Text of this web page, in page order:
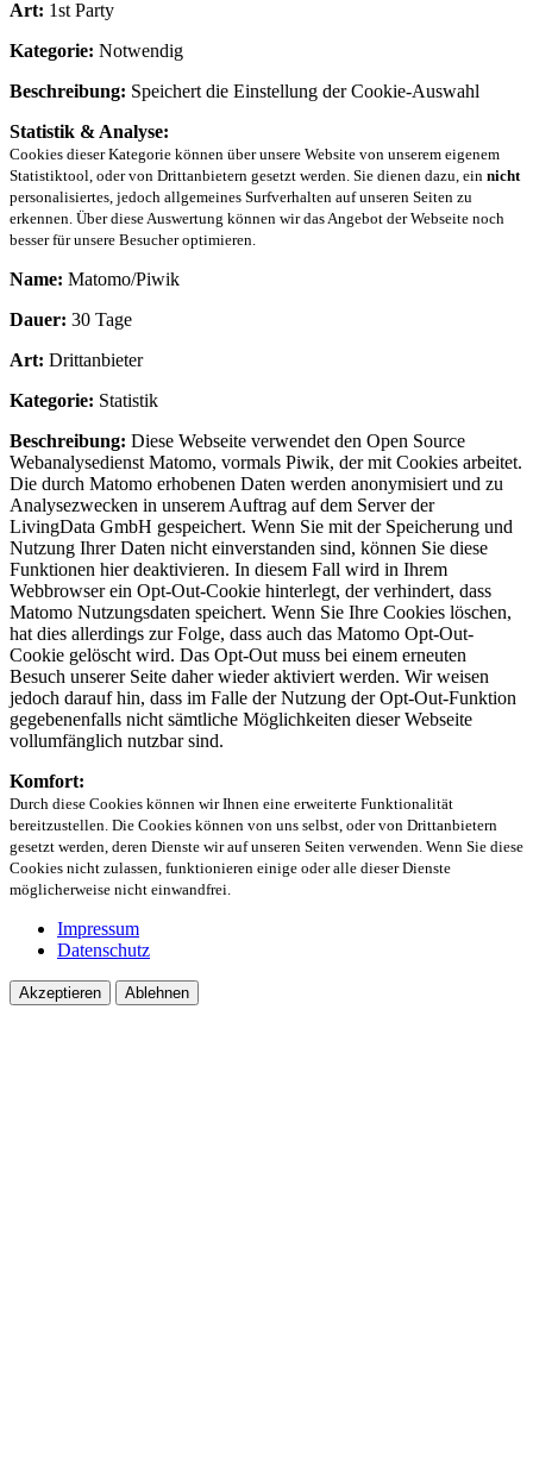
Art: 1st Party
Kategorie: Notwendig
Beschreibung: Speichert die Einstellung der Cookie-Auswahl
Statistik & Analyse:
Cookies dieser Kategorie können über unsere Website von unserem eigenem
Statistiktool, oder von Drittanbietern gesetzt werden. Sie dienen dazu, ein nicht
personalisiertes, jedoch allgemeines Surfverhalten auf unseren Seiten zu
erkennen. Über diese Auswertung können wir das Angebot der Webseite noch
besser für unsere Besucher optimieren.
Name: Matomo/Piwik
Dauer: 30 Tage
Art: Drittanbieter
Kategorie: Statistik
Beschreibung: Diese Webseite verwendet den Open Source
Webanalysedienst Matomo, vormals Piwik, der mit Cookies arbeitet.
Die durch Matomo erhobenen Daten werden anonymisiert und zu
Analysezwecken in unserem Auftrag auf dem Server der
LivingData GmbH gespeichert. Wenn Sie mit der Speicherung und
Nutzung Ihrer Daten nicht einverstanden sind, können Sie diese
Funktionen hier deaktivieren. In diesem Fall wird in Ihrem
Webbrowser ein Opt-Out-Cookie hinterlegt, der verhindert, dass
Matomo Nutzungsdaten speichert. Wenn Sie Ihre Cookies löschen,
hat dies allerdings zur Folge, dass auch das Matomo Opt-Out-
Cookie gelöscht wird. Das Opt-Out muss bei einem erneuten
Besuch unserer Seite daher wieder aktiviert werden. Wir weisen
jedoch darauf hin, dass im Falle der Nutzung der Opt-Out-Funktion
gegebenenfalls nicht sämtliche Möglichkeiten dieser Webseite
vollumfänglich nutzbar sind.
Komfort:
Durch diese Cookies können wir Ihnen eine erweiterte Funktionalität
bereitzustellen. Die Cookies können von uns selbst, oder von Drittanbietern
gesetzt werden, deren Dienste wir auf unseren Seiten verwenden. Wenn Sie diese
Cookies nicht zulassen, funktionieren einige oder alle dieser Dienste
möglicherweise nicht einwandfrei.
Impressum
Datenschutz
Akzeptieren Ablehnen